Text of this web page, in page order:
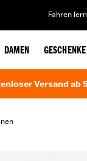
Fahren
DAMEN GESCHENKE
Versand ab